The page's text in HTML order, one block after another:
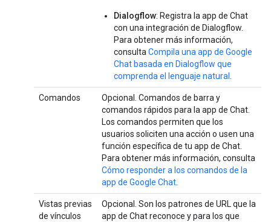
Dialogflow: Registra la app de Chat
con una integración de Dialogflow.
Para obtener más información,
consulta Compila una app de Google
Chat basada en Dialogflow que
comprenda el lenguaje natural
Comandos
Opcional. Comandos de barra y
comandos rápidos para la app de Chat.
Los comandos permiten que los
usuarios soliciten una acción o usen una
función específica de tu app de Chat.
Para obtener más información, consulta
Cómo responder a los comandos de la
app de Google Chat
Vistas previas
de vínculos
Opcional. Son los patrones de URL que la
app de Chat reconoce y para los que